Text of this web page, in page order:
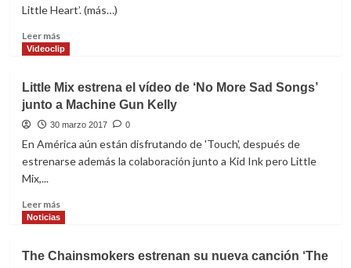
In
With
Little Heart’. (más…)
Leer másLeer
más
Kiwanuka
estrena
el
videoclip
‘Cold
Videoclip
Little Mix estrena el vídeo de ‘No More Sad Songs’
junto a Machine Gun Kelly
30 marzo 2017 0
En América aún están disfrutando de 'Touch', después de
estrenarse además la colaboración junto a Kid Ink pero Little
Mix,...
Leer másLeer
más
Mix
Noticias
The Chainsmokers estrenan su nueva canción ‘The